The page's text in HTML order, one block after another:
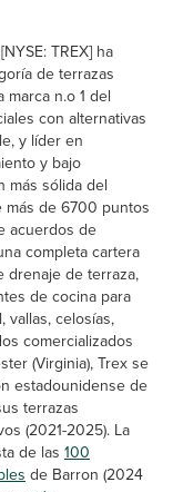
TREX] ha
de terrazas
n.o 1 del
con alternativas
y líder en
y bajo
más sólida del
más de 6700 puntos
acuerdos de
completa cartera
drenaje de terraza,
de cocina para
vallas, celosías,
comercializados
(Virginia), Trex se
estadounidense de
terrazas
(2021-2025). La
de las 100
de Barron (2024